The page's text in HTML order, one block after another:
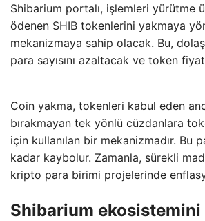
Shibarium portalı, işlemleri yürütme
ödenen SHIB tokenlerini yakmaya
mekanizmaya sahip olacak. Bu,
para sayısını azaltacak ve token
Coin yakma, tokenleri kabul eden
bırakmayan tek yönlü cüzdanlara
için kullanılan bir mekanizmadır. Bu
kadar kaybolur. Zamanla, sürekli
kripto para birimi projelerinde
Shibarium ekosistemini